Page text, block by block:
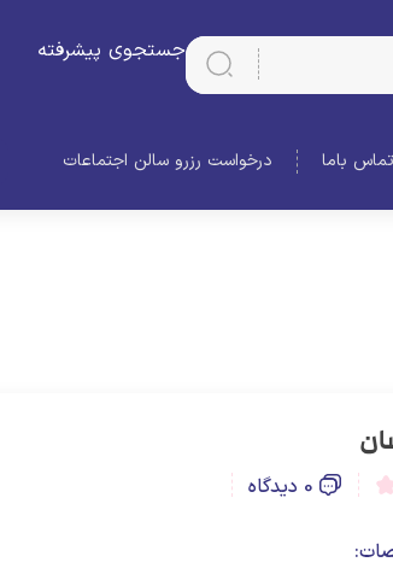
جستجوی پیشرفته
تماس باما درخواست رزرو سالن اجتماعات
0 دیدگاه